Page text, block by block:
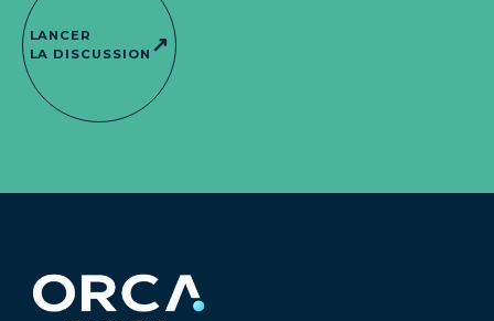
LANCER
LA DISCUSSION ↗